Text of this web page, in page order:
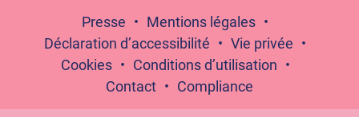
Presse
Mentions légales
Déclaration d’accessibilité
Vie privée
Cookies
Conditions d’utilisation
Contact
Compliance